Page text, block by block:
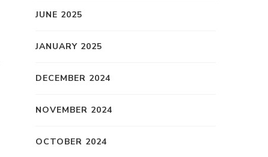
JUNE 2025
JANUARY 2025
DECEMBER 2024
NOVEMBER 2024
OCTOBER 2024